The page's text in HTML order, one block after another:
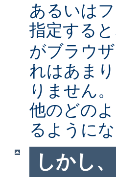
あるいは
指定すると
がブラウ
れはあま
りません
他のどの
るようにな
しかし